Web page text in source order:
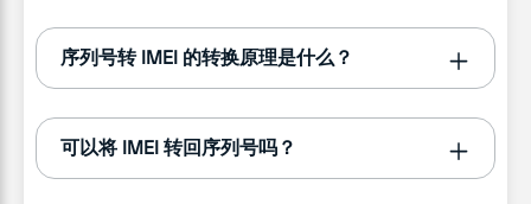
序列号转 IMEI 的转换原理是什么？
可以将 IMEI 转回序列号吗？